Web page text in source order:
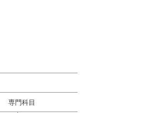
専門科目